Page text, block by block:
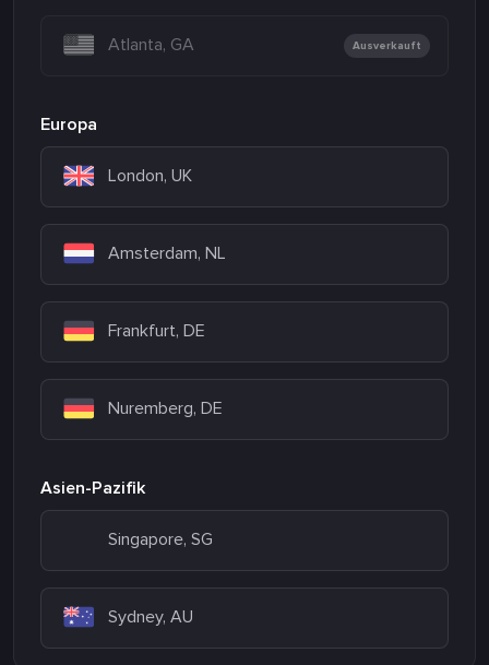
Atlanta, GA Ausverkauft
Europa
London, UK
Amsterdam, NL
Frankfurt, DE
Nuremberg, DE
Asien-Pazifik
Singapore, SG
Sydney, AU